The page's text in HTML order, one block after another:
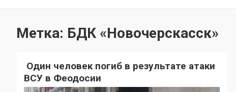
Метка: БДК «Новочерскасск»
Один человек погиб в результате атаки
ВСУ в Феодосии